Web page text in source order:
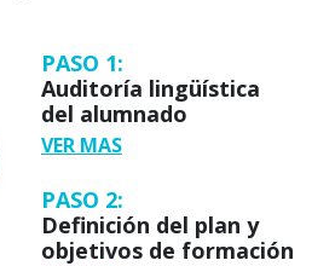
PASO 1:
Auditoría lingüística
del alumnado
VER MAS
PASO 2:
Definición del plan y
objetivos de formación